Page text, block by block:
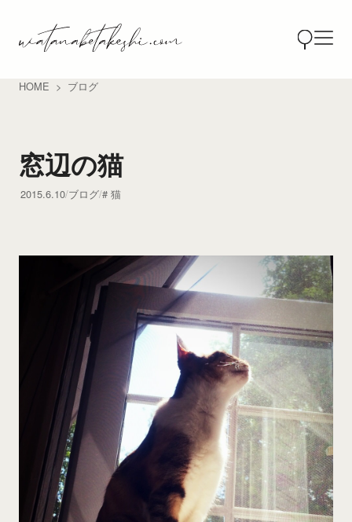
HOME ブログ
窓辺の猫
2015.6.10 ブログ 猫